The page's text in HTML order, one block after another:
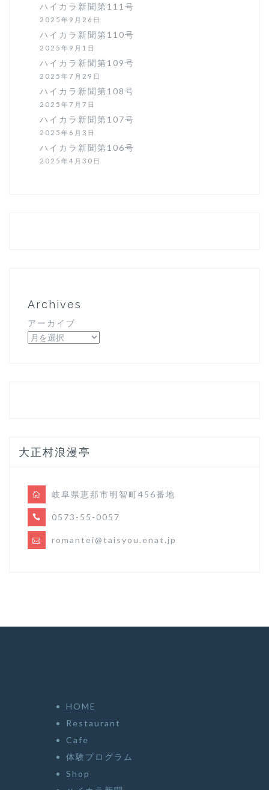
ハイカラ新聞第111号
2025年9月26日
ハイカラ新聞第110号
2025年9月1日
ハイカラ新聞第109号
2025年7月29日
ハイカラ新聞第108号
2025年7月7日
ハイカラ新聞第107号
2025年6月3日
ハイカラ新聞第106号
2025年4月30日
Archives
アーカイブ
大正村浪漫亭
岐阜県恵那市明智町456番地
0573-55-0057
romantei@taisyou.enat.jp
HOME
Restaurant
Cafe
体験プログラム
Shop